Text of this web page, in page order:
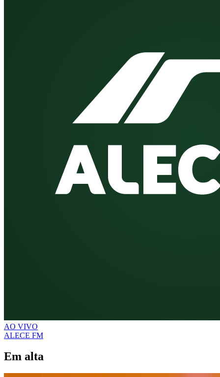
AO VIVO
ALECE FM
Em alta